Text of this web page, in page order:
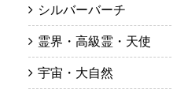
シルバーバーチ
霊界・高級霊・天使
宇宙・大自然